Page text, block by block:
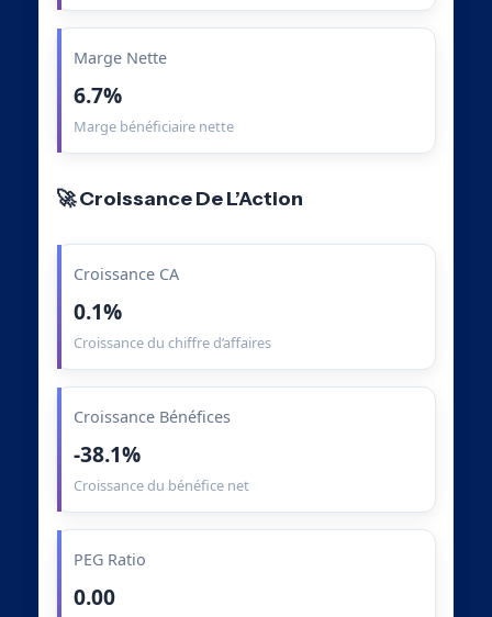
Marge Nette
6.7%
Marge bénéficiaire nette
🚀 Croissance De L’Action
Croissance CA
0.1%
Croissance du chiffre d’affaires
Croissance Bénéfices
-38.1%
Croissance du bénéfice net
PEG Ratio
0.00